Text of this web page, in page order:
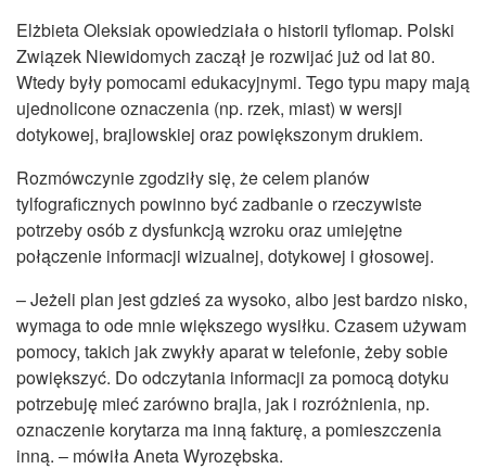
Elżbieta Oleksiak opowiedziała o historii tyflomap. Polski
Związek Niewidomych zaczął je rozwijać już od lat 80.
Wtedy były pomocami edukacyjnymi. Tego typu mapy mają
ujednolicone oznaczenia (np. rzek, miast) w wersji
dotykowej, brajlowskiej oraz powiększonym drukiem.
Rozmówczynie zgodziły się, że celem planów
tylfograficznych powinno być zadbanie o rzeczywiste
potrzeby osób z dysfunkcją wzroku oraz umiejętne
połączenie informacji wizualnej, dotykowej i głosowej.
– Jeżeli plan jest gdzieś za wysoko, albo jest bardzo nisko,
wymaga to ode mnie większego wysiłku. Czasem używam
pomocy, takich jak zwykły aparat w telefonie, żeby sobie
powiększyć. Do odczytania informacji za pomocą dotyku
potrzebuję mieć zarówno brajla, jak i rozróżnienia, np.
oznaczenie korytarza ma inną fakturę, a pomieszczenia
inną. – mówiła Aneta Wyrozębska.